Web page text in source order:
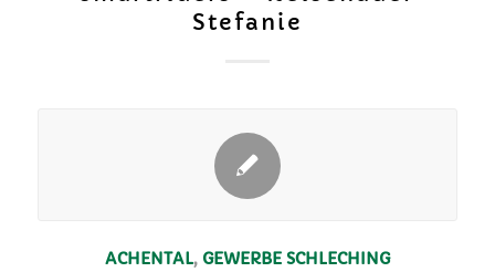
Stefanie
ACHENTAL, GEWERBE SCHLECHING